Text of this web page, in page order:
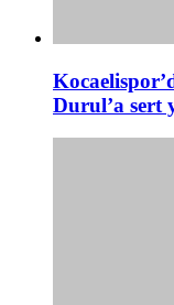
Durul’a sert